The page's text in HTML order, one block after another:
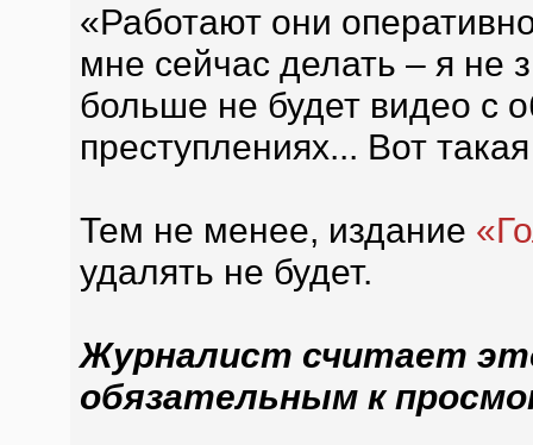
«Работают они
мне сейчас делать – я не
больше не будет видео с
преступлениях... Вот
Тем не менее, издание
удалять не будет.
Журналист считает
обязательным к